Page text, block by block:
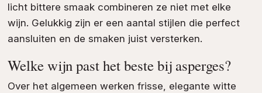
licht bittere smaak combineren ze niet met elke
wijn. Gelukkig zijn er een aantal stijlen die perfect
aansluiten en de smaken juist versterken.
Welke wijn past het beste bij asperges?
Over het algemeen werken frisse, elegante witte